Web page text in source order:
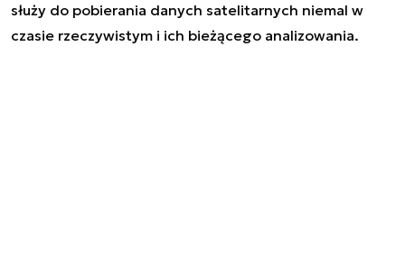
służy do pobierania danych satelitarnych niemal w
czasie rzeczywistym i ich bieżącego analizowania.